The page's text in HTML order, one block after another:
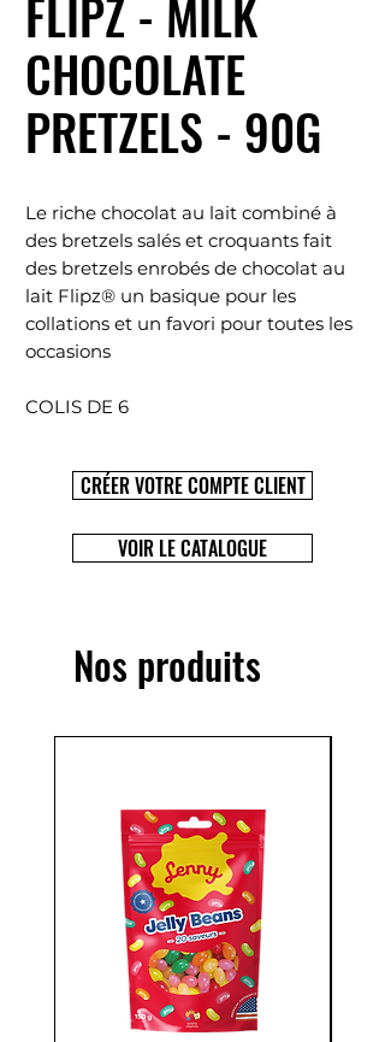
FLIPZ - MILK
CHOCOLATE
PRETZELS - 90G
Le riche chocolat au lait combiné à
des bretzels salés et croquants fait
des bretzels enrobés de chocolat au
lait Flipz® un basique pour les
collations et un favori pour toutes les
occasions
COLIS DE 6
CRÉER VOTRE COMPTE CLIENT
VOIR LE CATALOGUE
Nos produits